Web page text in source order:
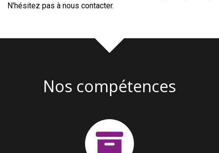
N'hésitez pas à nous contacter.
Nos compétences